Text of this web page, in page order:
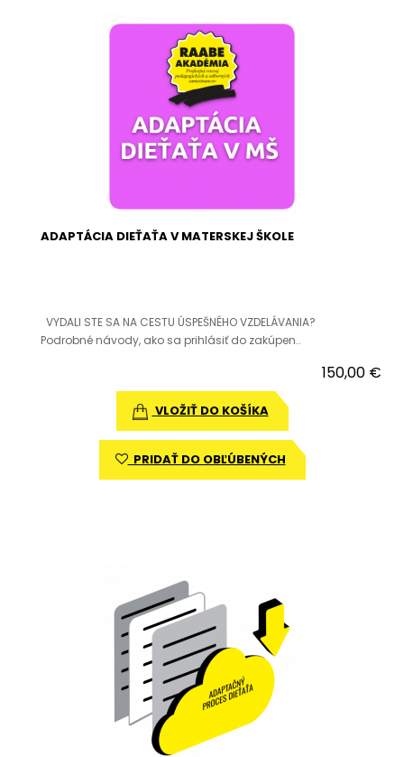
ADAPTÁCIA DIEŤAŤA V MATERSKEJ ŠKOLE
VYDALI STE SA NA CESTU ÚSPEŠNÉHO VZDELÁVANIA?
Podrobné návody, ako sa prihlásiť do zakúpen..
150,00 €
VLOŽIŤ DO KOŠÍKA
PRIDAŤ DO OBĽÚBENÝCH